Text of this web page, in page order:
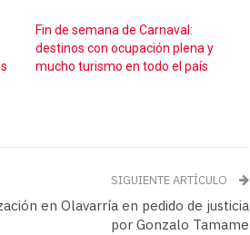
Fin de semana de Carnaval:
destinos con ocupación plena y
mucho turismo en todo el país
SIGUIENTE ARTÍCULO
en Olavarría en pedido de justicia
por Gonzalo Tamame